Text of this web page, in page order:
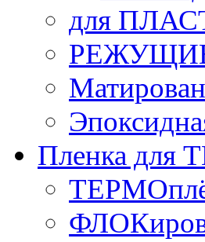
для
Пленка для